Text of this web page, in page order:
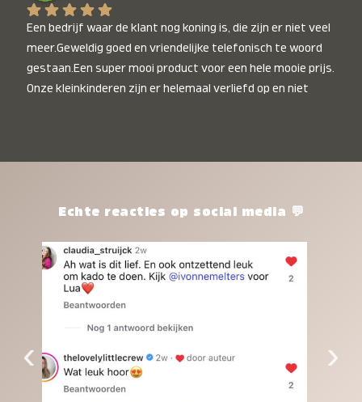
Een bedrijf waar de klant nog koning is, die zijn er niet veel
meer.Geweldig goed en vriendelijke telefonisch te woord
gestaan.Een super mooi product voor een hele mooie prijs.
Onze kleinkinderen zijn er helemaal verliefd op en niet
het waard.Echte reacties op social media 💬
‹ ›